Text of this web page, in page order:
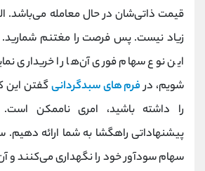
قیمت ذاتی‌شان در حال معامله می‌باشد.
زیاد نیست. پس فرصت را مغتنم
این نوع سهام فوری آن‌ها را خریداری
شویم، درفرم های سبدگردانیگفتن این
را داشته باشید، امری ناممکن است.
پیشنهاداتی راهگشا به شما ارائه دهیم.
سهام سودآور خود را نگهداری می‌کنند و